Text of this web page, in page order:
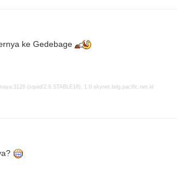
ke Gedebage
(squid/2.6.STABLE18), 1.0 skynet.bdg.pacific.net.id